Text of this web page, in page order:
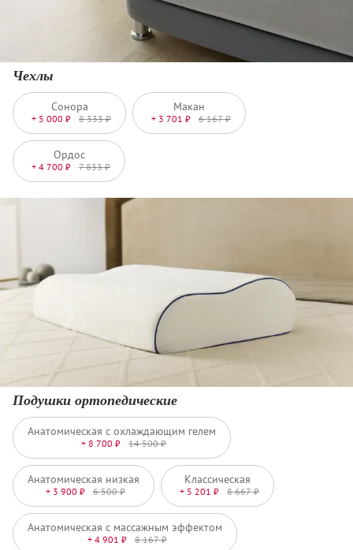
Чехлы
Сонора
+ 5 000 ₽ 8 333 ₽
Макан
+ 3 701 ₽ 6 167 ₽
Ордос
+ 4 700 ₽ 7 833 ₽
Подушки ортопедические
Анатомическая с охлаждающим гелем
+ 8 700 ₽ 14 500 ₽
Анатомическая низкая
+ 3 900 ₽ 6 500 ₽
Классическая
+ 5 201 ₽ 8 667 ₽
Анатомическая с массажным эффектом
+ 4 901 ₽ 8 167 ₽